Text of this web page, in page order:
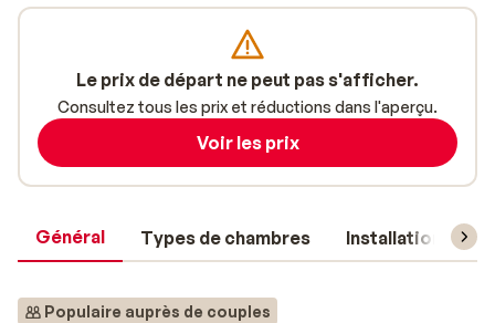
Général Types de chambres Installations
Populaire auprès de couples
Le prix de départ ne peut pas s'afficher.
Consultez tous les prix et réductions dans l'aperçu.
Voir les prix